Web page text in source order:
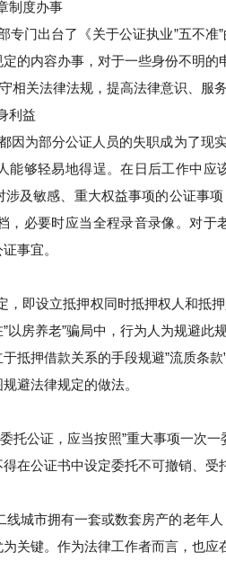
制度办事
专门出台了《关于公证执业”五不
的内容办事，对于一些身份不明
相关法律法规，提高法律意识、服
利益
因为部分公证人员的失职成为了
能够轻易地得逞。在日后工作中
及敏感、重大权益事项的公证事
，必要时应当全程录音录像。对
事宜。
，即设立抵押权同时抵押权人和
房养老”骗局中，行为人为规避
抵押借款关系的手段规避”流质条
避法律规定的做法。
托公证，应当按照”重大事项一次
在公证书中设定委托不可撤销、
城市拥有一套或数套房产的老年
关键。作为法律工作者而言，也